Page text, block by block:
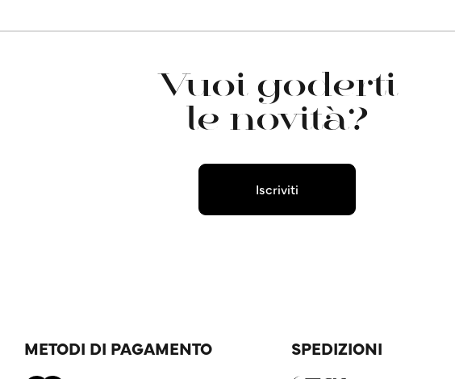
Vuoi goderti
le novità?
Iscriviti
METODI DI PAGAMENTO SPEDIZIONI